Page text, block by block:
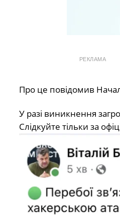
РЕКЛАМА
Про це повідомив
У разі виникнення
Слідкуйте тільки за